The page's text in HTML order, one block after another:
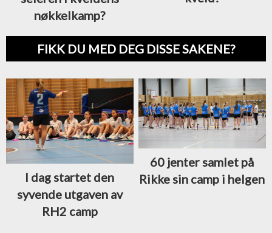
nøkkelkamp?
FIKK DU MED DEG DISSE SAKENE?
I dag startet den
syvende utgaven av
RH2 camp
60 jenter samlet på
Rikke sin camp i helgen